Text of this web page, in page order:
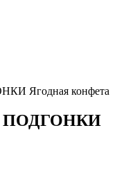
Ягодная конфета
ПОДГОНКИ